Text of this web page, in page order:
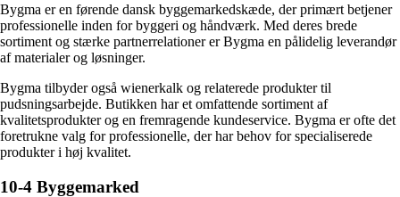
Bygma er en førende dansk byggemarkedskæde, der primært betjener
professionelle inden for byggeri og håndværk. Med deres brede
sortiment og stærke partnerrelationer er Bygma en pålidelig leverandør
af materialer og løsninger.
Bygma tilbyder også wienerkalk og relaterede produkter til
pudsningsarbejde. Butikken har et omfattende sortiment af
kvalitetsprodukter og en fremragende kundeservice. Bygma er ofte det
foretrukne valg for professionelle, der har behov for specialiserede
produkter i høj kvalitet.
10-4 Byggemarked